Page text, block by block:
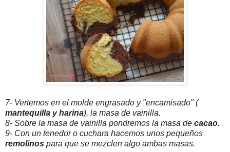
7- Vertemos en el molde engrasado y "encamisado" (
mantequilla y harina), la masa de vainilla.
8- Sobre la masa de vainilla pondremos la masa de cacao.
9- Con un tenedor o cuchara hacemos unos pequeños
remolinos para que se mezclen algo ambas masas.